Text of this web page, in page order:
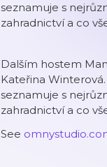
seznamuje s
zahradnictví a co
Dalším hostem
Kateřina
seznamuje s
zahradnictví a co
See